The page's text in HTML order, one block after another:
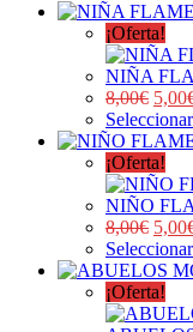
¡Oferta!
NIÑA
8,00€ 5,00
¡Oferta!
NIÑO
8,00€ 5,00
¡Oferta!